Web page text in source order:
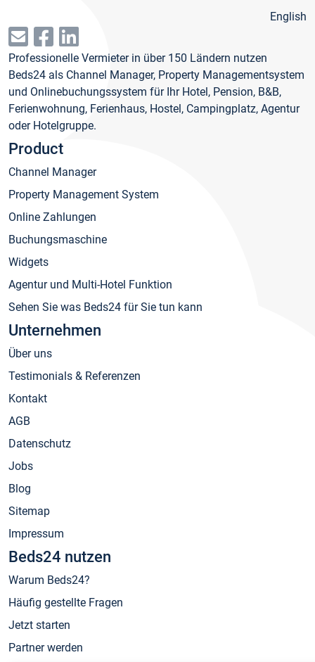
English
Professionelle Vermieter in über 150 Ländern nutzen
Beds24 als Channel Manager, Property Managementsystem
und Onlinebuchungssystem für Ihr Hotel, Pension, B&B,
Ferienwohnung, Ferienhaus, Hostel, Campingplatz, Agentur
oder Hotelgruppe.
Product
Channel Manager
Property Management System
Online Zahlungen
Buchungsmaschine
Widgets
Agentur und Multi-Hotel Funktion
Sehen Sie was Beds24 für Sie tun kann
Unternehmen
Über uns
Testimonials & Referenzen
Kontakt
AGB
Datenschutz
Jobs
Blog
Sitemap
Impressum
Beds24 nutzen
Warum Beds24?
Häufig gestellte Fragen
Jetzt starten
Partner werden